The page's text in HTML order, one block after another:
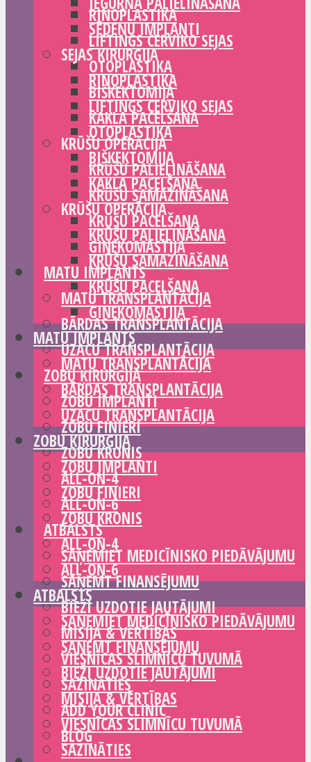
RINOPLASTIKA
LIFTINGS CERVIKO SEJAS
OTOPLASTIKA
BIŠKEKTOMIJA
KAKLA PACELŠANA
KRŪŠU OPERĀCIJA
KRŪŠU PALIELINĀŠANA
KRŪŠU SAMAZINĀŠANA
KRŪŠU PACELŠANA
GINEKOMASTIJA
MATU IMPLANTS
MATU TRANSPLANTĀCIJA
BĀRDAS TRANSPLANTĀCIJA
UZACU TRANSPLANTĀCIJA
ZOBU ĶIRURĢIJA
ZOBU IMPLANTI
ZOBU FINIERI
ZOBU KRONIS
ALL-ON-4
ALL-ON-6
ATBALSTS
SAŅEMIET MEDICĪNISKO PIEDĀVĀJUMU
SAŅEMT FINANSĒJUMU
BIEŽI UZDOTIE JAUTĀJUMI
MISIJA & VĒRTĪBAS
VIESNĪCAS SLIMNĪCU TUVUMĀ
SAZINĀTIES
ADD YOUR CLINIC
BLOG
SĒDEŅU IMPLANTI
SEJAS ĶIRURĢIJA
RINOPLASTIKA
LIFTINGS CERVIKO SEJAS
OTOPLASTIKA
BIŠKEKTOMIJA
KAKLA PACELŠANA
KRŪŠU OPERĀCIJA
KRŪŠU PALIELINĀŠANA
KRŪŠU SAMAZINĀŠANA
KRŪŠU PACELŠANA
GINEKOMASTIJA
MATU IMPLANTS
MATU TRANSPLANTĀCIJA
BĀRDAS TRANSPLANTĀCIJA
UZACU TRANSPLANTĀCIJA
ZOBU ĶIRURĢIJA
ZOBU IMPLANTI
ZOBU FINIERI
ZOBU KRONIS
ALL-ON-4
ALL-ON-6
ATBALSTS
SAŅEMIET MEDICĪNISKO PIEDĀVĀJUMU
SAŅEMT FINANSĒJUMU
BIEŽI UZDOTIE JAUTĀJUMI
MISIJA & VĒRTĪBAS
VIESNĪCAS SLIMNĪCU TUVUMĀ
SAZINĀTIES